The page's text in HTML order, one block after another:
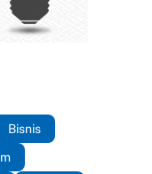
Bisnis